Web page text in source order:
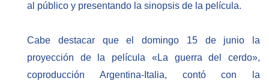
al público y presentando la sinopsis de la película.
Cabe destacar que el domingo 15 de junio la
proyección de la película «La guerra del cerdo»,
coproducción Argentina-Italia, contó con la